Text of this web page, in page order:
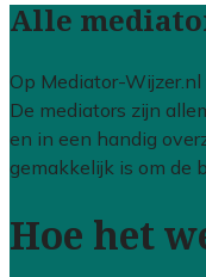
Alle
Op Mediator-
De mediators zijn
en in een handig
gemakkelijk is om de
Hoe het